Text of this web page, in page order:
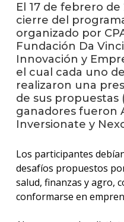
El 17 de febrero
cierre del
organizado por
Fundación Da
Innovación y
el cual cada uno
realizaron una
de sus propuestas
ganadores fueron
Inversionate y
Los participantes
desafíos propuestos
salud, finanzas y agro,
conformarse en